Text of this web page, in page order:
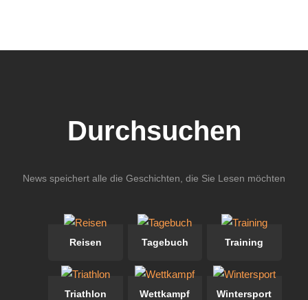
Durchsuchen
News speichert alle die Geschichten, die Sie Lesen möchten
Reisen Tagebuch Training
Triathlon Wettkampf Wintersport